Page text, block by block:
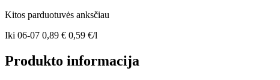
Kitos parduotuvės anksčiau
Iki 06-07 0,89 € 0,59 €/l
Produkto informacija